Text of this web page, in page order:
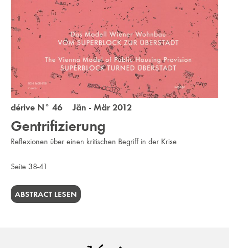
dérive N° 46 Jän - Mär 2012
Gentrifizierung
Reflexionen über einen kritischen Begriff in der Krise
Seite 38-41
ABSTRACT LESEN